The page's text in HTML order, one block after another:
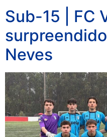
Sub-15 | FC
Neves